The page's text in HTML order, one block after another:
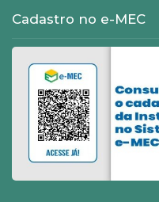
Cadastro no e-MEC